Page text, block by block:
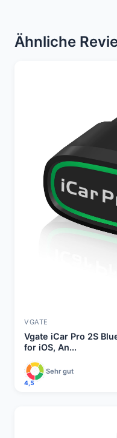
Ähnliche
VGATE
Vgate iCar Pro 2S
for iOS, An...
4,5
Sehr gut